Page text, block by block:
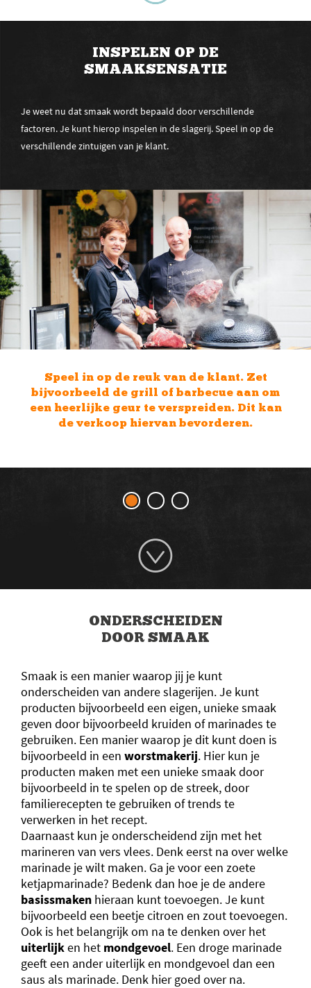
INSPELEN OP DE
SMAAKSENSATIE
Je weet nu dat smaak wordt bepaald door verschillende
factoren. Je kunt hierop inspelen in de slagerij. Speel in op de
verschillende zintuigen van je klant.
de klant. Zet
aan om
Dit kan
Presenteer je
aantrekkelijke manier.
product eerder kopen
uitziet en/of
ONDERSCHEIDEN
DOOR SMAAK
Smaak is een manier waarop jij je kunt
onderscheiden van andere slagerijen. Je kunt
producten bijvoorbeeld een eigen, unieke smaak
geven door bijvoorbeeld kruiden of marinades te
gebruiken. Een manier waarop je dit kunt doen is
bijvoorbeeld in een worstmakerij. Hier kun je
producten maken met een unieke smaak door
bijvoorbeeld in te spelen op de streek, door
familierecepten te gebruiken of trends te
verwerken in het recept.
Daarnaast kun je onderscheidend zijn met het
marineren van vers vlees. Denk eerst na over welke
marinade je wilt maken. Ga je voor een zoete
ketjapmarinade? Bedenk dan hoe je de andere
basissmaken hieraan kunt toevoegen. Je kunt
bijvoorbeeld een beetje citroen en zout toevoegen.
Ook is het belangrijk om na te denken over het
uiterlijken het mondgevoel. Een droge marinade
geeft een ander uiterlijk en mondgevoel dan een
saus als marinade. Denk hier goed over na.